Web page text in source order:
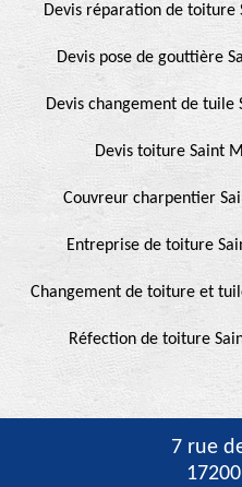
Devis réparation de
Devis pose de gouttière
Devis changement de
Devis toiture Saint
Couvreur charpentier
Entreprise de toiture
Changement de toiture et
Réfection de toiture
7 rue